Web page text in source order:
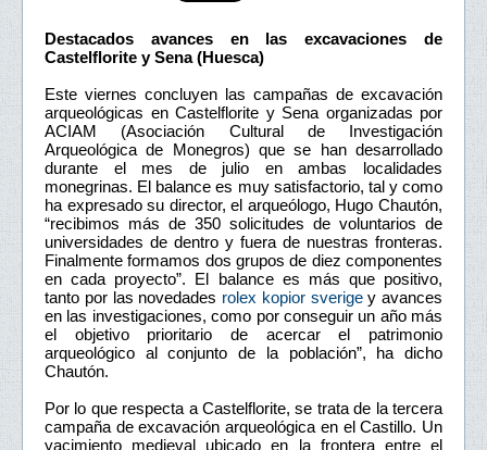
Destacados avances en las excavaciones de
Castelflorite y Sena (Huesca)
Este viernes concluyen las campañas de excavación
arqueológicas en Castelflorite y Sena organizadas por
ACIAM (Asociación Cultural de Investigación
Arqueológica de Monegros) que se han desarrollado
durante el mes de julio en ambas localidades
monegrinas. El balance es muy satisfactorio, tal y como
ha expresado su director, el arqueólogo, Hugo Chautón,
“recibimos más de 350 solicitudes de voluntarios de
universidades de dentro y fuera de nuestras fronteras.
Finalmente formamos dos grupos de diez componentes
en cada proyecto”. El balance es más que positivo,
tanto por las novedades rolex kopior sverigey avances
en las investigaciones, como por conseguir un año más
el objetivo prioritario de acercar el patrimonio
arqueológico al conjunto de la población”, ha dicho
Chautón.
Por lo que respecta a Castelflorite, se trata de la tercera
campaña de excavación arqueológica en el Castillo. Un
yacimiento medieval ubicado en la frontera entre el